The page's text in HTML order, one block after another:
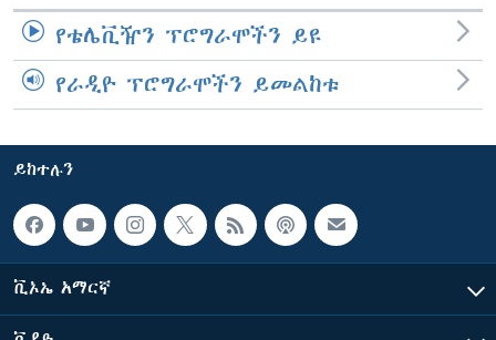
የቴሌቪዥን ፕሮግራሞችን ይዩ
የራዲዮ ፕሮግራሞችን ይመልከቱ
ይከተሉን
ቪኦኤ አማርኛ